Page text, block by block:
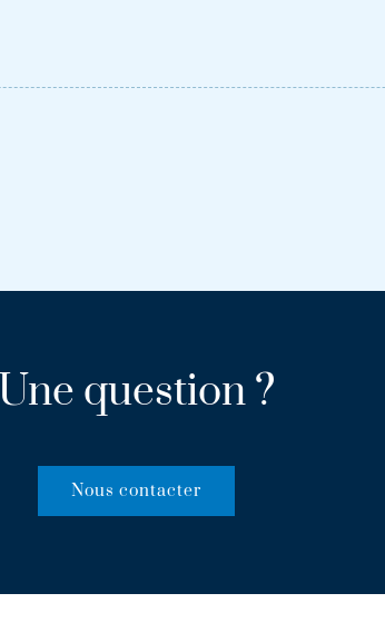
Une question ?
Nous contacter